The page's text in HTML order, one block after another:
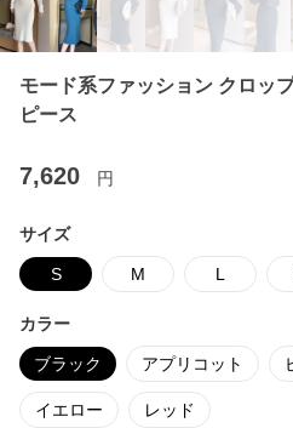
モード系ファッション クロッ
ピース
7,620 円
サイズ
S M L
カラー
ブラック アプリコット
イエロー レッド